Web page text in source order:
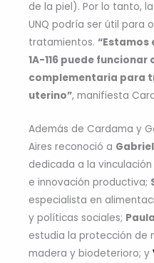
de la piel). Por lo tanto,
UNQ podría ser útil para
tratamientos. “Estamos
1A-116 puede
complementaria para
uterino”, manifiesta
Además de Cardama y
Aires reconoció a
dedicada a la
e innovación productiva;
especialista en
y políticas sociales;
estudia la protección de
madera y biodeterioro; y